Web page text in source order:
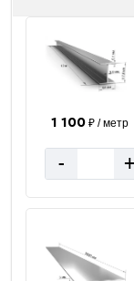
1 100₽ / метр
- +